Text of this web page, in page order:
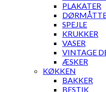
PLAKATER
SPEJLE
KRUKKER
VASER
VINTAGE
ÆSKER
KØKKEN
BAKKER
BESTIK